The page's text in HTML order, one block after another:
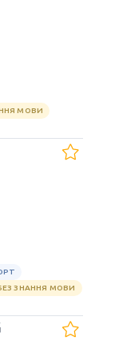
МОВИ
ЗНАННЯ МОВИ